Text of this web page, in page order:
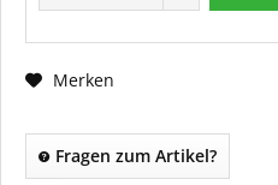
Merken
Fragen zum Artikel?